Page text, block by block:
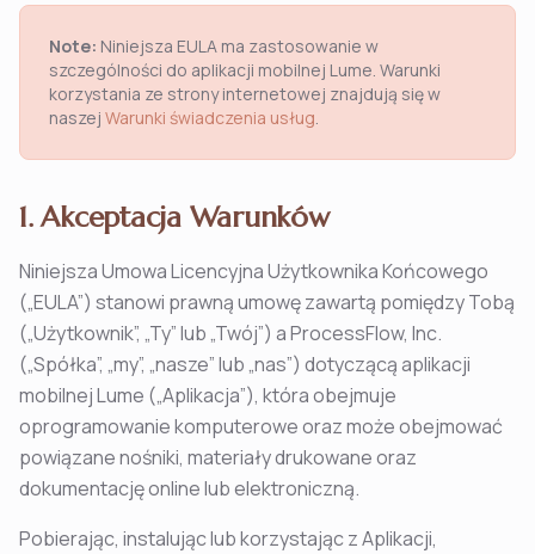
Note: Niniejsza EULA ma zastosowanie w
szczególności do aplikacji mobilnej Lume. Warunki
korzystania ze strony internetowej znajdują się w
naszej Warunki świadczenia usług.
1. Akceptacja Warunków
Niniejsza Umowa Licencyjna Użytkownika Końcowego
(„EULA”) stanowi prawną umowę zawartą pomiędzy Tobą
(„Użytkownik”, „Ty” lub „Twój”) a ProcessFlow, Inc.
(„Spółka”, „my”, „nasze” lub „nas”) dotyczącą aplikacji
mobilnej Lume („Aplikacja”), która obejmuje
oprogramowanie komputerowe oraz może obejmować
powiązane nośniki, materiały drukowane oraz
dokumentację online lub elektroniczną.
Pobierając, instalując lub korzystając z Aplikacji,